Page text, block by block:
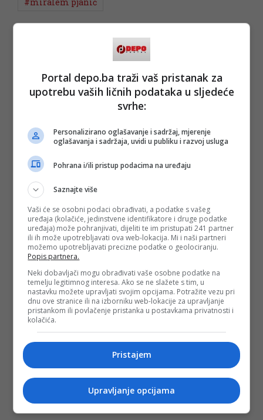
Portal depo.ba traži vaš pristanak za
upotrebu vaših ličnih podataka u sljedeće
svrhe:
Personalizirano oglašavanje i sadržaj, mjerenje
oglašavanja i sadržaja, uvidi u publiku i razvoj usluga
Pohrana i/ili pristup podacima na uređaju
Saznajte više
Vaši će se osobni podaci obrađivati, a podatke s vašeg
uređaja (kolačiće, jedinstvene identifikatore i druge podatke
uređaja) može pohranjivati, dijeliti te im pristupati 241 partner
ili ih može upotrebljavati ova web-lokacija. Mi i naši partneri
možemo upotrebljavati precizne podatke o geolociranju.
Popis partnera.
Neki dobavljači mogu obrađivati vaše osobne podatke na
temelju legitimnog interesa. Ako se ne slažete s tim, u
nastavku možete upravljati svojim opcijama. Potražite vezu pri
dnu ove stranice ili na izborniku web-lokacije za upravljanje
pristankom ili povlačenje pristanka u postavkama privatnosti i
kolačića.
Pristajem
Upravljanje opcijama